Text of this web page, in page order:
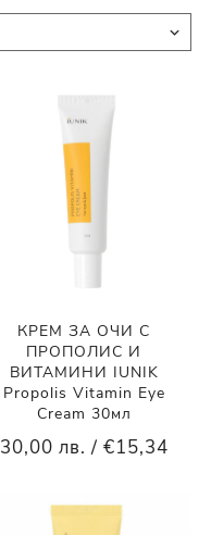
КРЕМ ЗА ОЧИ С
ПРОПОЛИС И
ВИТАМИНИ IUNIK
Propolis Vitamin Eye
Cream 30мл
30,00 лв. / €15,34